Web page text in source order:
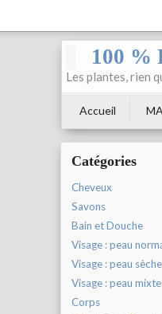
100 %
Les plantes, rien
Accueil
Catégories
Cheveux
Savons
Bain et Douche
Visage : peau
Visage : peau
Visage : peau
Corps